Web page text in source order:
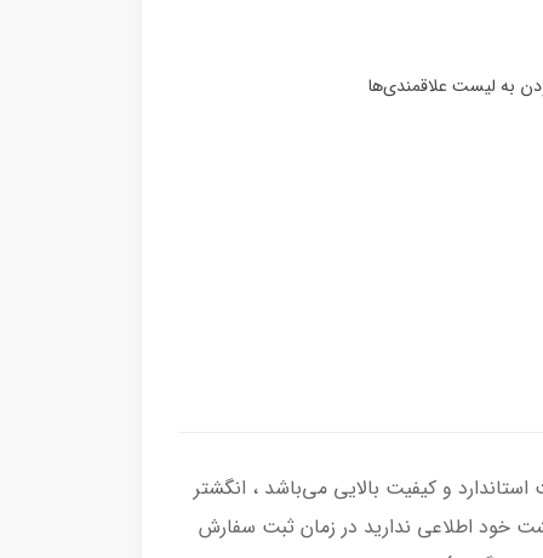
با عیار بین المللی 925 ساخته شده و دارای ضخامت استاندارد و کیفیت بالایی می‌باشد ، انگشتر
خود اطلاعی ندارید در زمان ثبت سفارش